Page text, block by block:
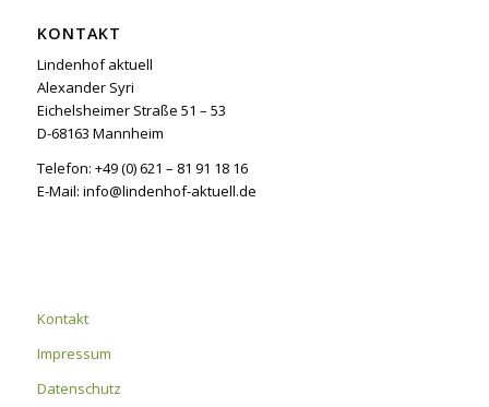
KONTAKT
Lindenhof aktuell
Alexander Syri
Eichelsheimer Straße 51 – 53
D-68163 Mannheim
Telefon: +49 (0) 621 – 81 91 18 16
E-Mail: info@lindenhof-aktuell.de
Kontakt
Impressum
Datenschutz